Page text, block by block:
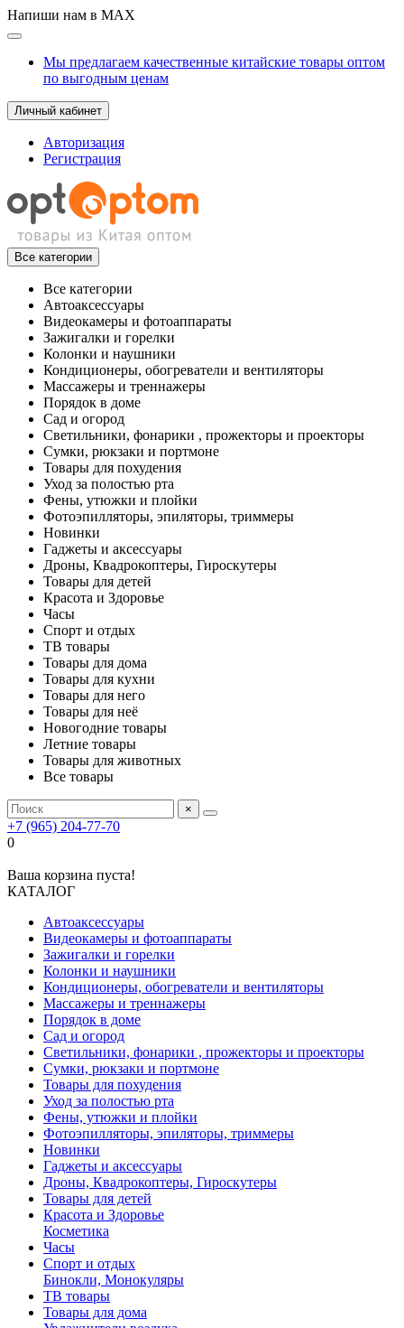
Напиши нам в MAX
Мы предлагаем качественные китайские товары оптом
по выгодным ценам
Личный кабинет
Авторизация
Регистрация
Все категории
Все категории
Автоаксессуары
Видеокамеры и фотоаппараты
Зажигалки и горелки
Колонки и наушники
Кондиционеры, обогреватели и вентиляторы
Массажеры и треннажеры
Порядок в доме
Сад и огород
Светильники, фонарики , прожекторы и проекторы
Сумки, рюкзаки и портмоне
Товары для похудения
Уход за полостью рта
Фены, утюжки и плойки
Фотоэпилляторы, эпиляторы, триммеры
Новинки
Гаджеты и аксессуары
Дроны, Квадрокоптеры, Гироскутеры
Товары для детей
Красота и Здоровье
Часы
Спорт и отдых
ТВ товары
Товары для дома
Товары для кухни
Товары для него
Товары для неё
Новогодние товары
Летние товары
Товары для животных
Все товары
×
+7 (965) 204-77-70
0
Ваша корзина пуста!
КАТАЛОГ
Автоаксессуары
Видеокамеры и фотоаппараты
Зажигалки и горелки
Колонки и наушники
Кондиционеры, обогреватели и вентиляторы
Массажеры и треннажеры
Порядок в доме
Сад и огород
Светильники, фонарики , прожекторы и проекторы
Сумки, рюкзаки и портмоне
Товары для похудения
Уход за полостью рта
Фены, утюжки и плойки
Фотоэпилляторы, эпиляторы, триммеры
Новинки
Гаджеты и аксессуары
Дроны, Квадрокоптеры, Гироскутеры
Товары для детей
Красота и Здоровье
Косметика
Часы
Спорт и отдых
Бинокли, Монокуляры
ТВ товары
Товары для дома